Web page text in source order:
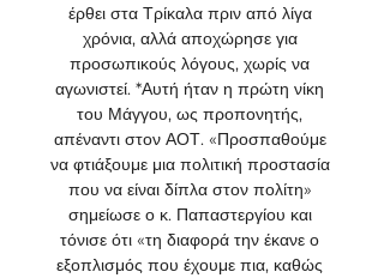
έρθει στα Τρίκαλα πριν από λίγα
χρόνια, αλλά αποχώρησε για
προσωπικούς λόγους, χωρίς να
αγωνιστεί. *Αυτή ήταν η πρώτη νίκη
του Μάγγου, ως προπονητής,
απέναντι στον ΑΟΤ. «Προσπαθούμε
να φτιάξουμε μια πολιτική προστασία
που να είναι δίπλα στον πολίτη»
σημείωσε ο κ. Παπαστεργίου και
τόνισε ότι «τη διαφορά την έκανε ο
εξοπλισμός που έχουμε πια, καθώς